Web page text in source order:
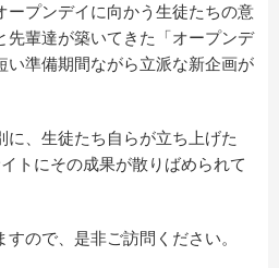
ープンデイに向かう生徒たちの意
先輩達が築いてきた「オープンデ
い準備期間ながら立派な新企画が
に、生徒たち自らが立ち上げた
トにその成果が散りばめられて
ので、是非ご訪問ください。